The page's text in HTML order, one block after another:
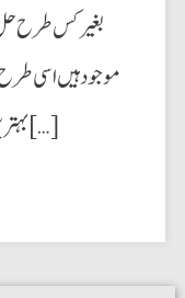
بغیر کس طرح
موجود ہیں اسی
بہترین حل کرنے اور ان میں سنگین غلطیوں سے […]